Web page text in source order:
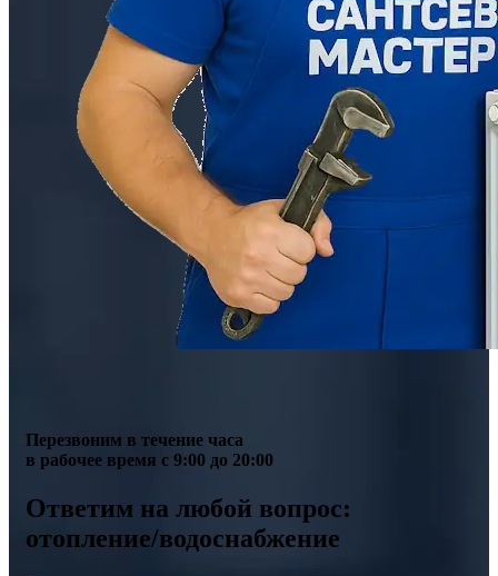
Перезвоним в течение часа
в рабочее время с 9:00 до 20:00
Ответим на любой вопрос:
отопление/водоснабжение